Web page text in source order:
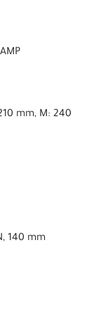
mm, M: 240
140 mm